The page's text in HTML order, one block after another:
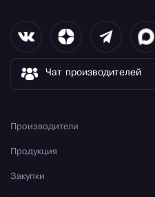
Чат производителей
Производители
Продукция
Закупки